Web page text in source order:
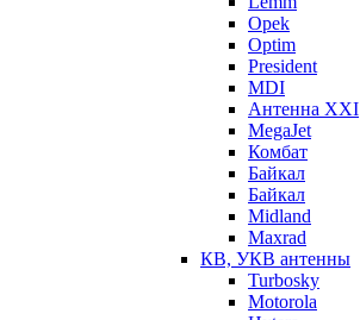
Opek
Optim
President
MDI
Антенна XXI
MegaJet
Комбат
Байкал
Байкал
Midland
Maxrad
КВ, УКВ антенны
Turbosky
Motorola